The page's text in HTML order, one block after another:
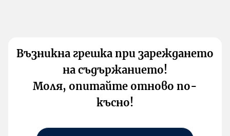
Възникна грешка при зареждането
на съдържанието!
Моля, опитайте отново по-
късно!